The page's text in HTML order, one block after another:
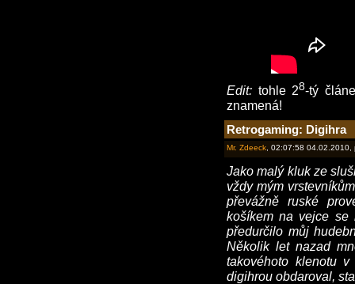
Edit: tohle 28-tý
znamená!
Retrogaming: Digihra
Mr. Zdeeck , 02:07:58
Jako malý kluk ze
vždy mým
převážně ruské
košíkem na vejce
předurčilo můj
Několik let nazad
takovéhoto klenotu
digihrou obdaroval,